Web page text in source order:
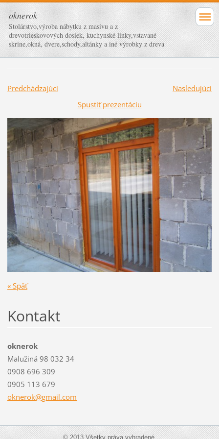
oknerok
Stolárstvo,výroba nábytku z masívu a z
drevotrieskovových dosiek, kuchynské linky,vstavané
skrine,okná, dvere,schody,altánky a iné výrobky z dreva
Predchádzajúci
Nasledujúci
Spustiť prezentáciu
« Späť
Kontakt
oknerok
Malužiná 98 032 34
0908 696 309
0905 113 679
oknerok@gmail.com
© 2013 Všetky práva vyhradené.